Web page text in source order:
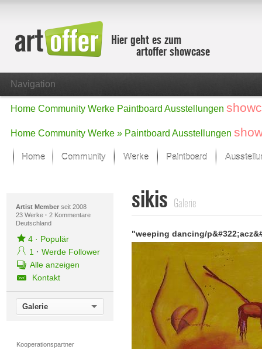
Hier geht es zum
artoffer showcase
Navigation
Home Community Werke Paintboard Ausstellungen
Home Community Werke » Paintboard Ausstellungen
Home Community Werke
Der letzte Monat im Fokus
Alle Fokus-Werke
Fokus-Werke
Alle neuen Werke
Paintboard
Artist Memberseit 2008
23 Werke · 2 Kommentare
Deutschland
4· Populär
1 · Werde Follower
Alle anzeigen
Kontakt
Galerie
Kooperationspartner
sikis Galerie